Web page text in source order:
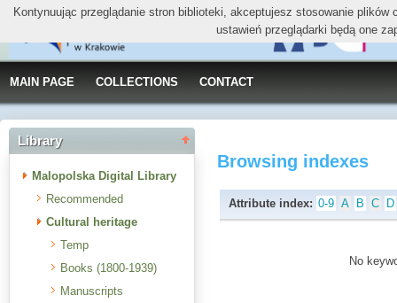
MAIN PAGE COLLECTIONS CONTACT
Library
Malopolska Digital Library
Recommended
Cultural heritage
Temp
Books (1800-1939)
Manuscripts
Browsing indexes
Attribute index: 0-9 A B C D
No
Kontynuując przeglądanie stron biblioteki, akceptujesz stosowanie
ustawień przeglądarki będą one